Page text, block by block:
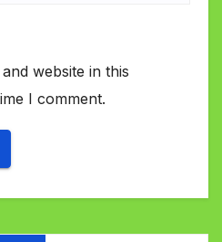
website in this
I comment.